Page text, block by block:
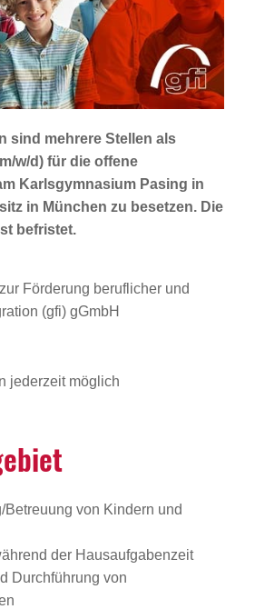
sind mehrere Stellen als
w/d) für die offene
Karlsgymnasium Pasing in
in München zu besetzen. Die
befristet.
Förderung beruflicher und
(gfi) gGmbH
jederzeit möglich
Betreuung von Kindern und
der Hausaufgabenzeit
Durchführung von